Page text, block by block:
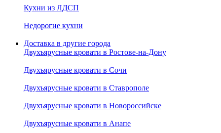
Кухни из ЛДСП
Недорогие кухни
Доставка в другие города
Двухъярусные кровати в Ростове-на-Дону
Двухъярусные кровати в Сочи
Двухъярусные кровати в Ставрополе
Двухъярусные кровати в Новороссийске
Двухъярусные кровати в Анапе